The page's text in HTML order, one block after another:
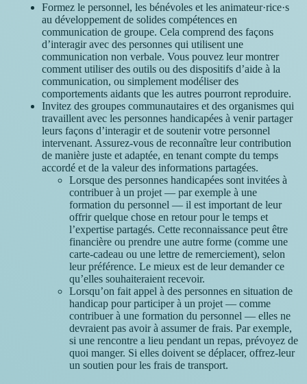
Formez le personnel, les bénévoles et les animateur·rice·s
au développement de solides compétences en
communication de groupe. Cela comprend des façons
d’interagir avec des personnes qui utilisent une
communication non verbale. Vous pouvez leur montrer
comment utiliser des outils ou des dispositifs d’aide à la
communication, ou simplement modéliser des
comportements aidants que les autres pourront reproduire.
Invitez des groupes communautaires et des organismes qui
travaillent avec les personnes handicapées à venir partager
leurs façons d’interagir et de soutenir votre personnel
intervenant. Assurez-vous de reconnaître leur contribution
de manière juste et adaptée, en tenant compte du temps
accordé et de la valeur des informations partagées.
Lorsque des personnes handicapées sont invitées à
contribuer à un projet — par exemple à une
formation du personnel — il est important de leur
offrir quelque chose en retour pour le temps et
l’expertise partagés. Cette reconnaissance peut être
financière ou prendre une autre forme (comme une
carte-cadeau ou une lettre de remerciement), selon
leur préférence. Le mieux est de leur demander ce
qu’elles souhaiteraient recevoir.
Lorsqu’on fait appel à des personnes en situation de
handicap pour participer à un projet — comme
contribuer à une formation du personnel — elles ne
devraient pas avoir à assumer de frais. Par exemple,
si une rencontre a lieu pendant un repas, prévoyez de
quoi manger. Si elles doivent se déplacer, offrez-leur
un soutien pour les frais de transport.